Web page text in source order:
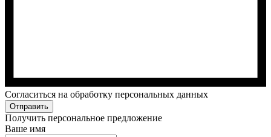
Cогласиться на обработку персональных данных
Отправить
Получить персональное предложение
Ваше имя